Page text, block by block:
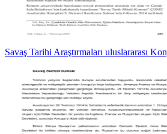
Savaş Tarihi Araştırmaları uluslararası